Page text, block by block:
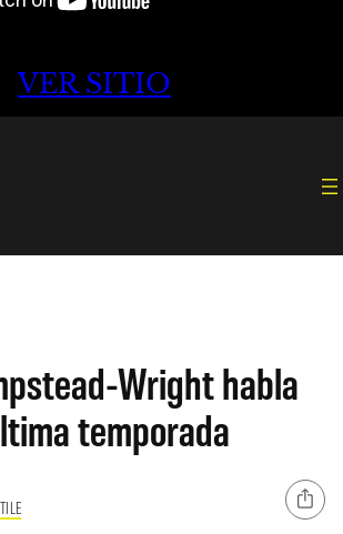
VER SITIO
Wright habla
temporada